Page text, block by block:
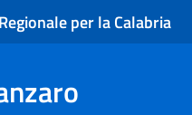
per la Calabria